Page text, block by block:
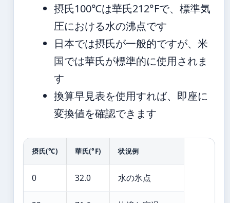
摂氏100℃は華氏212°Fで、標準気
圧における水の沸点です
日本では摂氏が一般的ですが、米
国では華氏が標準的に使用されま
す
換算早見表を使用すれば、即座に
変換値を確認できます
摂氏(℃) 華氏(°F) 状況例
0 32.0 水の氷点